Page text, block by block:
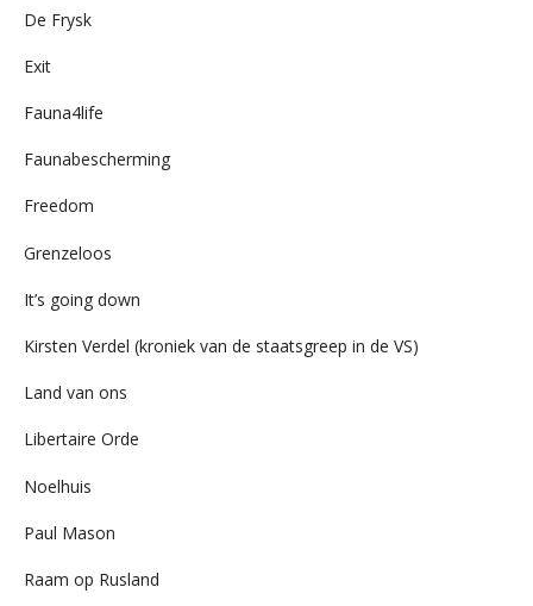
De Frysk
Exit
Fauna4life
Faunabescherming
Freedom
Grenzeloos
It’s going down
Kirsten Verdel (kroniek van de staatsgreep in de VS)
Land van ons
Libertaire Orde
Noelhuis
Paul Mason
Raam op Rusland